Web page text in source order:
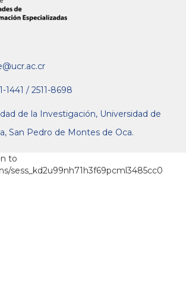
1441 / 2511-8698
de la Investigación, Universidad de
San Pedro de Montes de Oca.
to
sess_kd2u99nh71h3f69pcml3485cc0